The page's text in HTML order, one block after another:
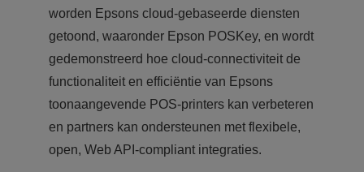
worden Epsons cloud-gebaseerde diensten
getoond, waaronder Epson POSKey, en wordt
gedemonstreerd hoe cloud-connectiviteit de
functionaliteit en efficiëntie van Epsons
toonaangevende POS-printers kan verbeteren
en partners kan ondersteunen met flexibele,
open, Web API-compliant integraties.